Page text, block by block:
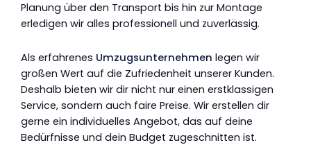
Planung über den Transport bis hin zur Montage
erledigen wir alles professionell und zuverlässig.
Als erfahrenes Umzugsunternehmen legen wir
großen Wert auf die Zufriedenheit unserer Kunden.
Deshalb bieten wir dir nicht nur einen erstklassigen
Service, sondern auch faire Preise. Wir erstellen dir
gerne ein individuelles Angebot, das auf deine
Bedürfnisse und dein Budget zugeschnitten ist.